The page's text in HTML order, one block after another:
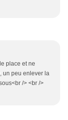
place et ne
un peu enlever la
/> <br />